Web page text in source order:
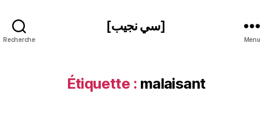
Recherche
[سي نجيب]
Menu
Étiquette : malaisant